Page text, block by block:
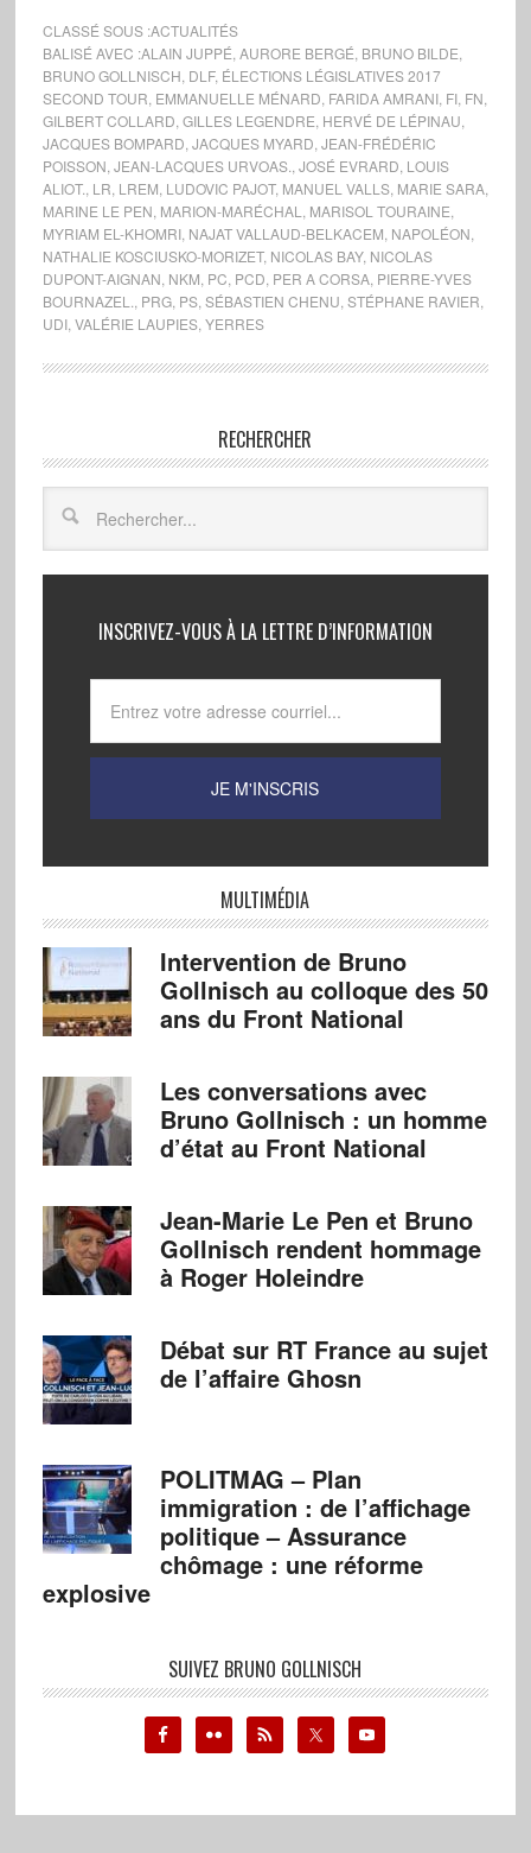
CLASSÉ SOUS :ACTUALITÉS
BALISÉ AVEC :ALAIN JUPPÉ AURORE BERGÉ BRUNO BILDE
BRUNO GOLLNISCH DLF, ÉLECTIONS LÉGISLATIVES 2017
SECOND TOUR EMMANUELLE MÉNARD FARIDA AMRANI, FI, FN
GILBERT COLLARD GILLES LEGENDRE HERVÉ DE LÉPINAU
JACQUES BOMPARD JACQUES MYARD JEAN-FRÉDÉRIC
POISSON JEAN-LACQUES URVOAS. JOSÉ EVRARD LOUIS
ALIOT. LR LREM LUDOVIC PAJOT, MANUEL VALLS, MARIE SARA,
MARINE LE PEN MARION-MARÉCHAL MARISOL TOURAINE
MYRIAM EL-KHOMRI, NAJAT VALLAUD-BELKACEM NAPOLÉON
NATHALIE KOSCIUSKO-MORIZET, NICOLAS BAY, NICOLAS
DUPONT-AIGNAN NKM PC PCD PER A CORSA, PIERRE-YVES
BOURNAZEL.
PRG, PS, SÉBASTIEN CHENU STÉPHANE RAVIER
UDI, VALÉRIE LAUPIES, YERRES
RECHERCHER
INSCRIVEZ-VOUS À LA LETTRE D’INFORMATION
MULTIMÉDIA
Intervention de Bruno
Gollnisch au colloque des 50
ans du Front National
Les conversations avec
Bruno Gollnisch : un homme
d’état au Front National
Jean-Marie Le Pen et Bruno
Gollnisch rendent hommage
à Roger Holeindre
Débat sur RT France au sujet
de l’affaire Ghosn
POLITMAG – Plan
immigration : de l’affichage
politique – Assurance
chômage : une réforme
explosive
SUIVEZ BRUNO GOLLNISCH